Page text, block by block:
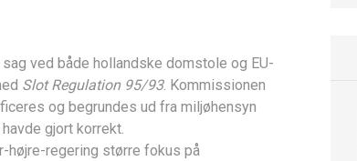
sag ved både hollandske domstole og EU-
Slot Regulation 95/93. Kommissionen
og begrundes ud fra miljøhensyn
gjort korrekt.
højre-regering større fokus på